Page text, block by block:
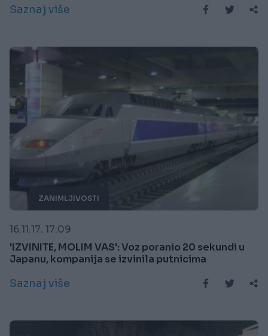
Saznaj više
ZANIMLJIVOSTI
16.11.17. 17:09
'IZVINITE, MOLIM VAS': Voz poranio 20 sekundi u
Japanu, kompanija se izvinila putnicima
Saznaj više